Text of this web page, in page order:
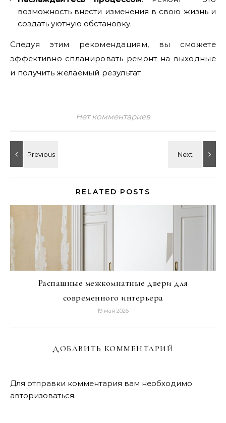
возможность внести изменения в свою жизнь и
создать уютную обстановку.
Следуя этим рекомендациям‚ вы сможете
эффективно спланировать ремонт на выходные
и получить желаемый результат.
Нет комментариев
RELATED POSTS
Распашные межкомнатные двери для
современного интерьера
19 мая 2026
ДОБАВИТЬ КОММЕНТАРИЙ
Для отправки комментария вам необходимо
авторизоваться.